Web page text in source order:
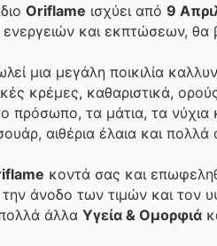
Oriflame ισχύει από 9
και εκπτώσεων, θα
μια μεγάλη ποικιλία
κρέμες, καθαριστικά,
πρόσωπο, τα μάτια, τα
αιθέρια έλαια και πολλά
κοντά σας και
άνοδο των τιμών και τον
άλλα Υγεία & Ομορφιά